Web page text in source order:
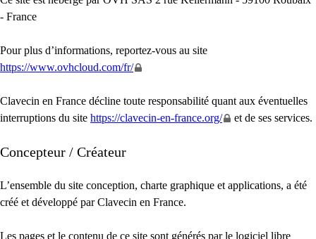
- France
Pour plus d’informations, reportez-vous au site
https://www.ovhcloud.com/fr/
Clavecin en France décline toute responsabilité quant aux éventuelles
interruptions du site https://clavecin-en-france.org/ et de ses services.
Concepteur / Créateur
L’ensemble du site conception, charte graphique et applications, a été
créé et développé par Clavecin en France.
Les pages et le contenu de ce site sont générés par le logiciel libre